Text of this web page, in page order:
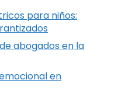
para niños:
abogados en la
en